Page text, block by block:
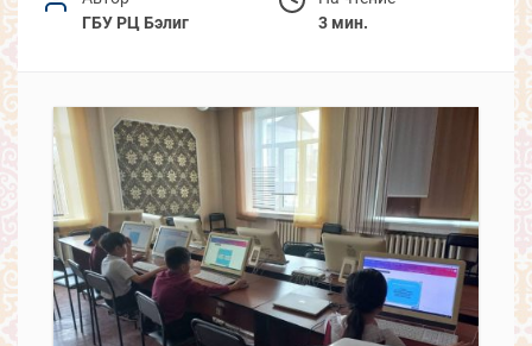
ГБУ РЦ Бэлиг
3 мин.